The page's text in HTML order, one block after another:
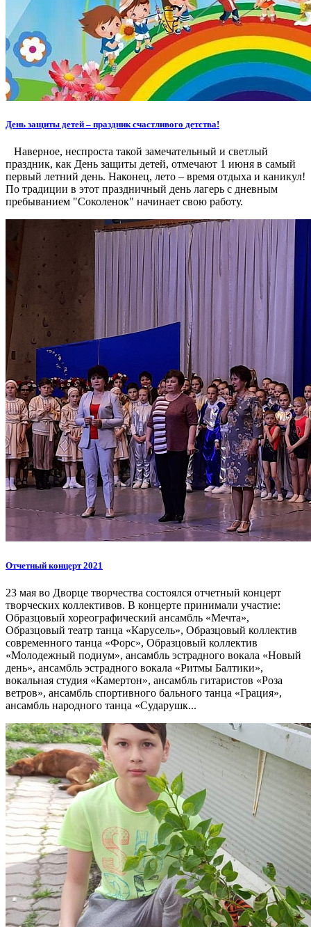
День защиты детей – праздник счастливого детства!
Наверное, неспроста такой замечательный и светлый
праздник, как День защиты детей, отмечают 1 июня в самый
первый летний день. Наконец, лето – время отдыха и каникул!
По традиции в этот праздничный день лагерь с дневным
пребыванием "Соколенок" начинает свою работу.
Отчетный концерт 2021
23 мая во Дворце творчества состоялся отчетный концерт
творческих коллективов. В концерте принимали участие:
Образцовый хореографический ансамбль «Мечта»,
Образцовый театр танца «Карусель», Образцовый коллектив
современного танца «Форс», Образцовый коллектив
«Молодежный подиум», ансамбль эстрадного вокала «Новый
день», ансамбль эстрадного вокала «Ритмы Балтики»,
вокальная студия «Камертон», ансамбль гитаристов «Роза
ветров», ансамбль спортивного бального танца «Грация»,
ансамбль народного танца «Сударушк...